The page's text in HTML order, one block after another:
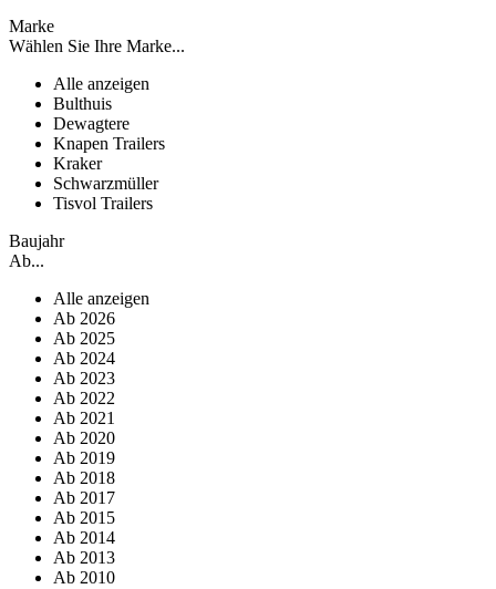
Marke
Wählen Sie Ihre Marke...
Alle anzeigen
Bulthuis
Dewagtere
Knapen Trailers
Kraker
Schwarzmüller
Tisvol Trailers
Baujahr
Ab...
Alle anzeigen
Ab 2026
Ab 2025
Ab 2024
Ab 2023
Ab 2022
Ab 2021
Ab 2020
Ab 2019
Ab 2018
Ab 2017
Ab 2015
Ab 2014
Ab 2013
Ab 2010